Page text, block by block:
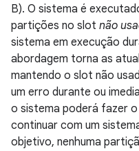
B). O sistema é
partições no slot não
sistema em execução
abordagem torna as
mantendo o slot não
um erro durante ou
o sistema poderá fazer
continuar com um
objetivo, nenhuma